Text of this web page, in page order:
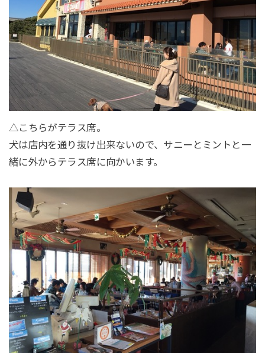
△こちらがテラス席。
犬は店内を通り抜け出来ないので、サニーとミントと一
緒に外からテラス席に向かいます。